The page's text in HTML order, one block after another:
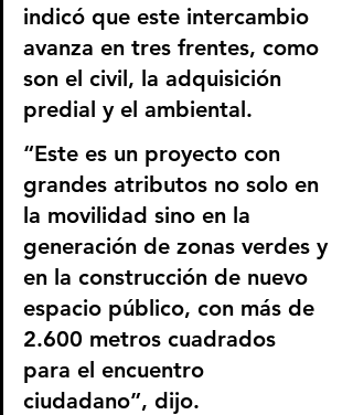
indicó que este intercambio
avanza en tres frentes, como
son el civil, la adquisición
predial y el ambiental.
“Este es un proyecto con
grandes atributos no solo en
la movilidad sino en la
generación de zonas verdes y
en la construcción de nuevo
espacio público, con más de
2.600 metros cuadrados
para el encuentro
ciudadano”, dijo.